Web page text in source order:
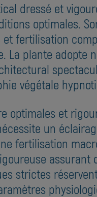
dressé et
optimales.
fertilisation
La plante adopte
végétale
optimales et
un
fertilisation
assurant
strictes